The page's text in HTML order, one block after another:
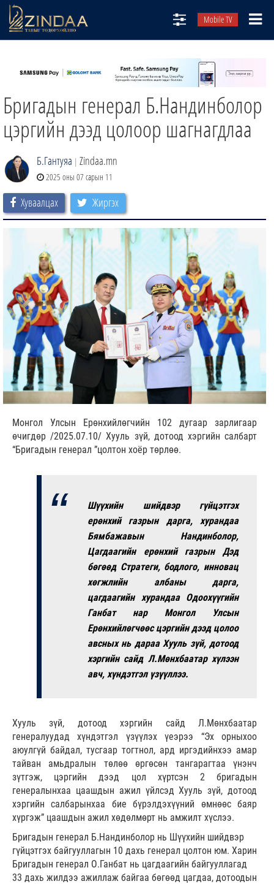
Mobile TV
ТВ8
ӨГЛӨӨНИЙ СОНИН
АУДИО ЗОХИОЛ
ЗИНДАА СЭТГҮҮЛ
Бригадын генерал Б.Нандинболор
цэргийн дээд цолоор шагнагдлаа
Б.Гантуяа | Zindaa.mn
2025 оны 07 сарын 11
Хуваалцах Жиргэх
Монгол Улсын Ерөнхийлөгчийн 102 дугаар зарлигаар
өчигдөр /2025.07.10/ Хууль зүй, дотоод хэргийн салбарт
“Бригадын генерал ”цолтон хоёр төрлөө.
Шүүхийн шийдвэр гүйцэтгэх
ерөнхий газрын дарга, хурандаа
Бямбажавын Нандинболор,
Цагдаагийн ерөнхий газрын Дэд
бөгөөд Стратеги, бодлого, инновац
хөгжлийн албаны дарга,
цагдаагийн хурандаа Одоохүүгийн
Ганбат нар Монгол Улсын
Ерөнхийлөгчөөс цэргийн дээд цолоо
авсных нь дараа Хууль зүй, дотоод
хэргийн сайд Л.Мөнхбаатар хүлээн
авч, хүндэтгэл үзүүллээ.
Хууль зүй, дотоод хэргийн сайд Л.Мөнхбаатар
генералуудад хүндэтгэл үзүүлэх үеэрээ “Эх орныхоо
аюулгүй байдал, тусгаар тогтнол, ард иргэдийнхээ амар
тайван амьдралын төлөө өргөсөн тангарагтаа үнэнч
зүтгэж, цэргийн дээд цол хүртсэн 2 бригадын
генералынхаа цаашдын ажил үйлсэд Хууль зүй, дотоод
хэргийн салбарынхаа бие бүрэлдэхүүний өмнөөс баяр
хүргэж” цаашдын ажил хөдөлмөрт нь амжилт хүслээ.
Бригадын генерал Б.Нандинболор нь Шүүхийн шийдвэр
гүйцэтгэх байгууллагын 10 дахь генерал цолтон юм. Харин
Бригадын генерал О.Ганбат нь цагдаагийн байгууллагад
33 дахь жилдээ ажиллаж байгаа бөгөөд цагдаа, дотоодын